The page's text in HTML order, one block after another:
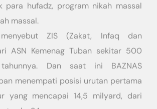
para hufadz, program nikah massal
massal.
ZIS (Zakat, Infaq dan
ASN Kemenag Tuban sekitar 500
Dan saat ini BAZNAS
menempati posisi urutan pertama
yang mencapai 14,5 milyard, dari